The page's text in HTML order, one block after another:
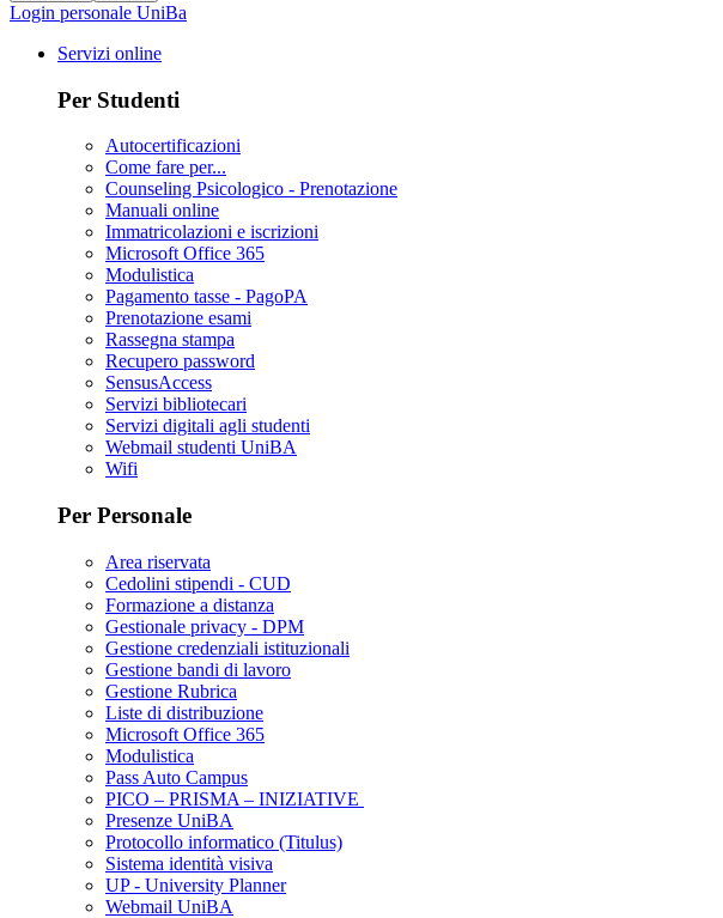
Login personale UniBa
Servizi online
Per Studenti
Autocertificazioni
Come fare per...
Counseling Psicologico - Prenotazione
Manuali online
Immatricolazioni e iscrizioni
Microsoft Office 365
Modulistica
Pagamento tasse - PagoPA
Prenotazione esami
Rassegna stampa
Recupero password
SensusAccess
Servizi bibliotecari
Servizi digitali agli studenti
Webmail studenti UniBA
Wifi
Per Personale
Area riservata
Cedolini stipendi - CUD
Formazione a distanza
Gestionale privacy - DPM
Gestione credenziali istituzionali
Gestione bandi di lavoro
Gestione Rubrica
Liste di distribuzione
Microsoft Office 365
Modulistica
Pass Auto Campus
PICO – PRISMA – INIZIATIVE
Presenze UniBA
Protocollo informatico (Titulus)
Sistema identità visiva
UP - University Planner
Webmail UniBA